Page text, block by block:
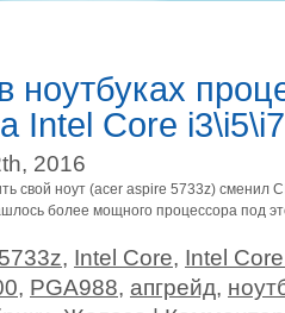
ноутбуках
Intel Core i3\i5\i7
2016
свой ноут (acer aspire 5733z) сменил
более мощного процессора под
, Intel Core, Intel
, PGA988, апгрейд,